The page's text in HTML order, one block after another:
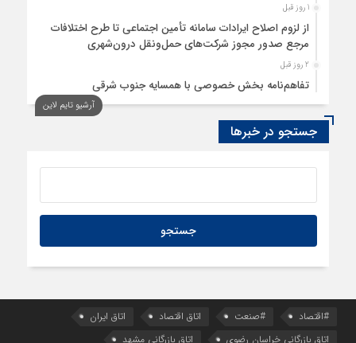
1 روز قبل
از لزوم اصلاح ایرادات سامانه تأمین اجتماعی تا طرح اختلافات
مرجع صدور مجوز شرکت‌های حمل‌ونقل درون‌شهری
2 روز قبل
تفاهم‌نامه بخش خصوصی با همسایه جنوب شرقی
2 روز قبل
سود اقتصاد‌ها از هوش مصنوعی
آرشیو تایم لاین
جستجو در خبرها
#اقتصاد #صنعت اتاق اقتصاد
اتاق ایران
اتاق بازرگانی خراسان رضوی
اتاق بازرگانی مشهد